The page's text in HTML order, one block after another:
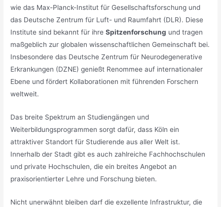
wie das Max-Planck-Institut für Gesellschaftsforschung und
das Deutsche Zentrum für Luft- und Raumfahrt (DLR). Diese
Institute sind bekannt für ihreSpitzenforschung und tragen
maßgeblich zur globalen wissenschaftlichen Gemeinschaft bei.
Insbesondere das Deutsche Zentrum für Neurodegenerative
Erkrankungen (DZNE) genießt Renommee auf internationaler
Ebene und fördert Kollaborationen mit führenden Forschern
weltweit.
Das breite Spektrum an Studiengängen und
Weiterbildungsprogrammen sorgt dafür, dass Köln ein
attraktiver Standort für Studierende aus aller Welt ist.
Innerhalb der Stadt gibt es auch zahlreiche Fachhochschulen
und private Hochschulen, die ein breites Angebot an
praxisorientierter Lehre und Forschung bieten.
Nicht unerwähnt bleiben darf die exzellente Infrastruktur, die